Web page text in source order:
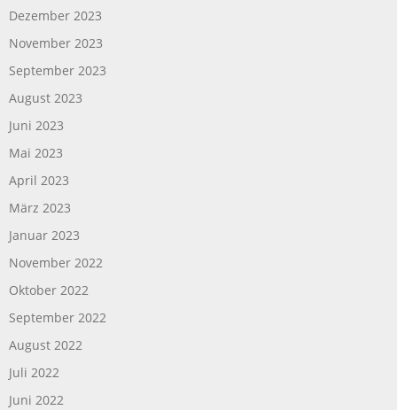
Dezember 2023
November 2023
September 2023
August 2023
Juni 2023
Mai 2023
April 2023
März 2023
Januar 2023
November 2022
Oktober 2022
September 2022
August 2022
Juli 2022
Juni 2022